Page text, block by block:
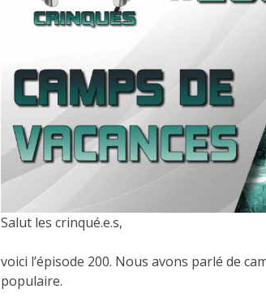
Salut les crinqué.e.s,
voici l’épisode 200. Nous avons parlé de
populaire.